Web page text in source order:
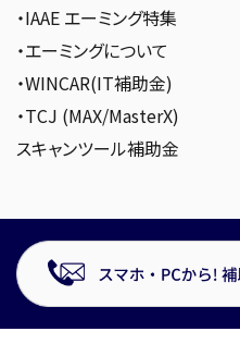
・IAAE エーミング特集
・エーミングについて
・WINCAR(IT補助金)
・TCJ (MAX/MasterX)
スキャンツール補助金